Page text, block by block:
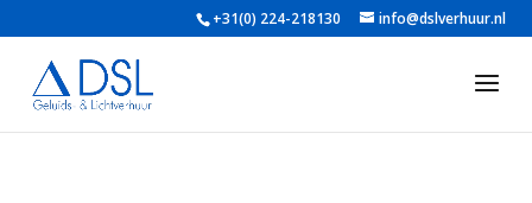
+31(0) 224-218130 info@dslverhuur.nl